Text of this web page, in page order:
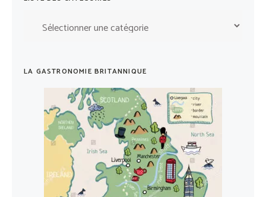
catégories
LA GASTRONOMIE BRITANNIQUE